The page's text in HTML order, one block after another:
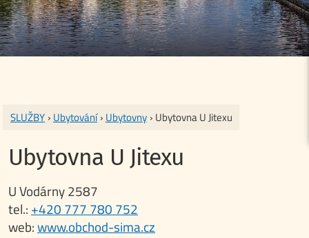
SLUŽBY › Ubytování › Ubytovny › Ubytovna U Jitexu
Ubytovna U Jitexu
U Vodárny 2587
tel.: +420 777 780 752
web:www.obchod-sima.cz